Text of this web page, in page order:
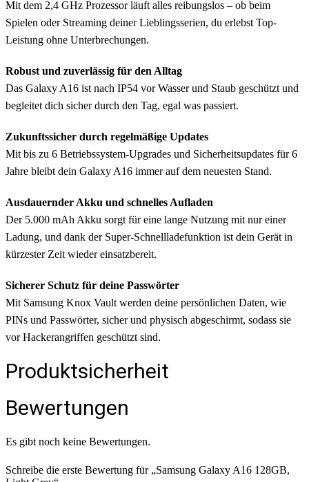
Mit dem 2,4 GHz Prozessor läuft alles reibungslos – ob beim
Spielen oder Streaming deiner Lieblingsserien, du erlebst Top-
Leistung ohne Unterbrechungen.
Robust und zuverlässig für den Alltag
Das Galaxy A16 ist nach IP54 vor Wasser und Staub geschützt und
begleitet dich sicher durch den Tag, egal was passiert.
Zukunftssicher durch regelmäßige Updates
Mit bis zu 6 Betriebssystem-Upgrades und Sicherheitsupdates für 6
Jahre bleibt dein Galaxy A16 immer auf dem neuesten Stand.
Ausdauernder Akku und schnelles Aufladen
Der 5.000 mAh Akku sorgt für eine lange Nutzung mit nur einer
Ladung, und dank der Super-Schnellladefunktion ist dein Gerät in
kürzester Zeit wieder einsatzbereit.
Sicherer Schutz für deine Passwörter
Mit Samsung Knox Vault werden deine persönlichen Daten, wie
PINs und Passwörter, sicher und physisch abgeschirmt, sodass sie
vor Hackerangriffen geschützt sind.
Produktsicherheit
Bewertungen
Es gibt noch keine Bewertungen.
Schreibe die erste Bewertung für „Samsung Galaxy A16 128GB,